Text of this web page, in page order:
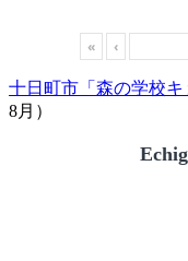
« ‹
十日町市「森の学校キ
8月）